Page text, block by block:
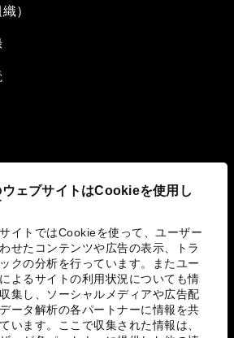
ウェブサイトはCookieを使用し
イトではCookieを使って、ユーザー
せたコンテンツや広告の表示、トラ
クの分析を行っています。またユー
よるサイトの利用状況についても情
集し、ソーシャルメディアや広告配
ータ解析の各パートナーに情報を共
います。ここで収集された情報は、
）
取り組み